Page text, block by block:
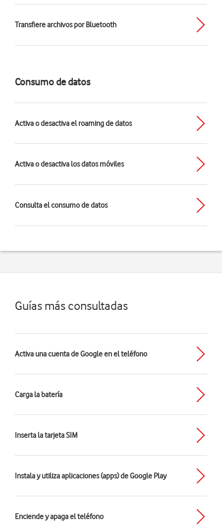
Transfiere archivos por Bluetooth
Consumo de datos
Activa o desactiva el roaming de datos
Activa o desactiva los datos móviles
Consulta el consumo de datos
Guías más consultadas
Activa una cuenta de Google en el teléfono
Carga la batería
Inserta la tarjeta SIM
Instala y utiliza aplicaciones (apps) de Google Play
Enciende y apaga el teléfono